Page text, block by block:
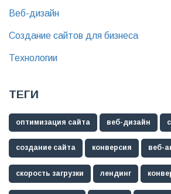
Веб-дизайн
Создание сайтов для бизнеса
Технологии
ТЕГИ
оптимизация сайта веб-дизайн
создание сайта конверсия веб-
скорость загрузки лендинг